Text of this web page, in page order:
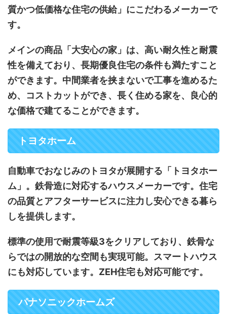
質かつ低価格な住宅の供給」にこだわるメーカーで
す。
メインの商品「大安心の家」は、高い耐久性と耐震
性を備えており、長期優良住宅の条件も満たすこと
ができます。中間業者を挟まないで工事を進めるた
め、コストカットができ、長く住める家を、良心的
な価格で建てることができます。
トヨタホーム
自動車でおなじみのトヨタが展開する「トヨタホー
ム」。鉄骨造に対応するハウスメーカーです。住宅
の品質とアフターサービスに注力し安心できる暮ら
しを提供します。
標準の使用で耐震等級3をクリアしており、鉄骨な
らではの開放的な空間も実現可能。スマートハウス
にも対応しています。ZEH住宅も対応可能です。
パナソニックホームズ